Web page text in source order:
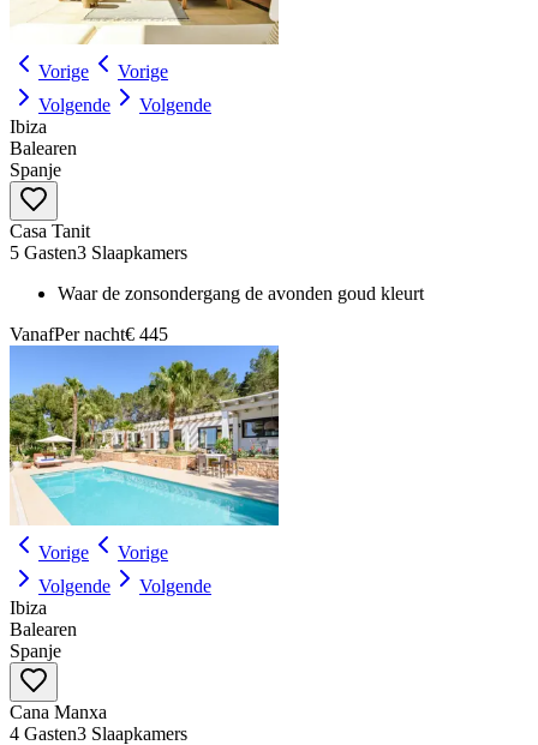
Vorige
Vorige
Volgende
Volgende
Ibiza
Balearen
Spanje
Casa Tanit
5 Gasten3 Slaapkamers
Waar de zonsondergang de avonden goud kleurt
VanafPer nacht€ 445
Vorige
Vorige
Volgende
Volgende
Ibiza
Balearen
Spanje
Cana Manxa
4 Gasten3 Slaapkamers